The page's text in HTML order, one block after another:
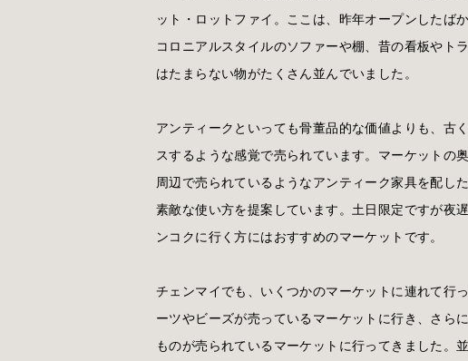
ット・ロットファイ。ここは、昨年オープンしたば
コロニアルスタイルのソファーや棚、昔の看板やト
はたまらない物がたくさん並んでいました。
アンティークといっても骨董品的な価値よりも、古
スするような感覚で売られています。マーケットの
周辺で売られているようなアンティーク家具を配し
素敵な使い方を提案しています。土日限定ですが夜
ンコクに行く方にはおすすめのマーケットです。
チェンマイでも、いくつかのマーケットに連れて行
ーツやビーズが売っているマーケットに行き、さら
ものが売られているマーケットに行ってきました。